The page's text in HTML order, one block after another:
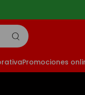
Promociones